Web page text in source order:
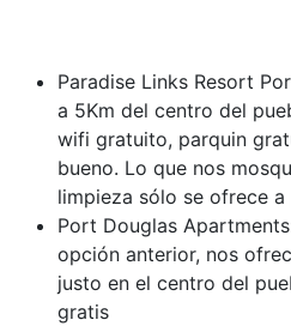
Paradise Links Resort
a 5Km del centro del
wifi gratuito, parquin
bueno. Lo que nos
limpieza sólo se ofrece
Port Douglas
opción anterior, nos
justo en el centro del
gratis